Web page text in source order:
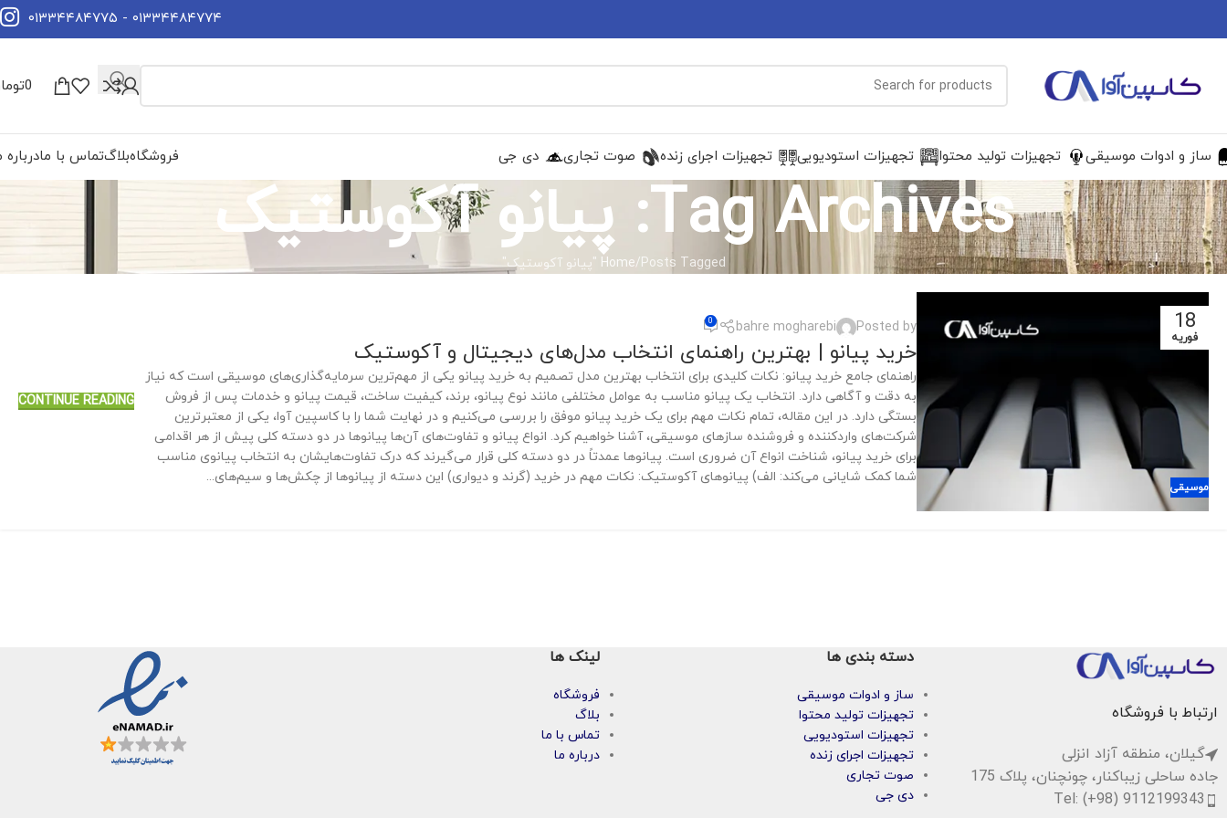
۰۱۳۳۴۴۸۴۷۷۴ - ۰۱۳۳۴۴۸۴۷۷۵
0
ساز و ادوات موسیقی تجهیزات تولید محتوا تجهیزات استودیویی تجهیزات اجرای زنده صوت تجاری دی جی فروشگاهبلاگتماس با مادرباره
Tag Archives: پیانو آکوستیک
Home Posts Tagged "پیانو آکوستیک"
18
فوریه
موسیقی
Posted by
bahre mogharebi
0
خرید پیانو | بهترین راهنمای انتخاب مدل‌های دیجیتال و آکوستیک
راهنمای جامع خرید پیانو: نکات کلیدی برای انتخاب بهترین مدل تصمیم به خرید پیانو یکی از مهم‌ترین سرمایه‌گذاری‌های موسیقی است که نیاز
به دقت و آگاهی دارد. انتخاب یک پیانو مناسب به عوامل مختلفی مانند نوع پیانو، برند، کیفیت ساخت، قیمت پیانو و خدمات پس از فروش
بستگی دارد. در این مقاله، تمام نکات مهم برای یک خرید پیانو موفق را بررسی می‌کنیم و در نهایت شما را با کاسپین آوا، یکی از معتبرترین
شرکت‌های واردکننده و فروشنده سازهای موسیقی، آشنا خواهیم کرد. انواع پیانو و تفاوت‌های آن‌ها پیانوها در دو دسته کلی پیش از هر اقدامی
برای خرید پیانو، شناخت انواع آن ضروری است. پیانوها عمدتاً در دو دسته کلی قرار می‌گیرند که درک تفاوت‌هایشان به انتخاب پیانوی مناسب
شما کمک شایانی می‌کند: الف) پیانوهای آکوستیک: نکات مهم در خرید (گرند و دیواری) این دسته از پیانوها از چکش‌ها و سیم‌های...
CONTINUE READING
ارتباط با فروشگاه
گیلان، منطقه آزاد انزلی
جاده ساحلی زیباکنار، چونچنان، پلاک 175
Tel: (+98) 9112199343
دسته بندی ها
ساز و ادوات موسیقی
تجهیزات تولید محتوا
تجهیزات استودیویی
تجهیزات اجرای زنده
صوت تجاری
دی جی
لینک ها
فروشگاه
بلاگ
تماس با ما
درباره ما